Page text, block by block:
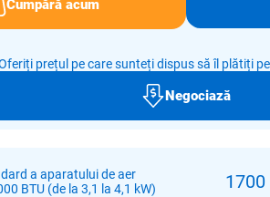
Cumpără acum
prețul pe care sunteți dispus să îl plătiți
Negociază
a aparatului de aer
BTU (de la 3,1 la 4,1 kW)
1700